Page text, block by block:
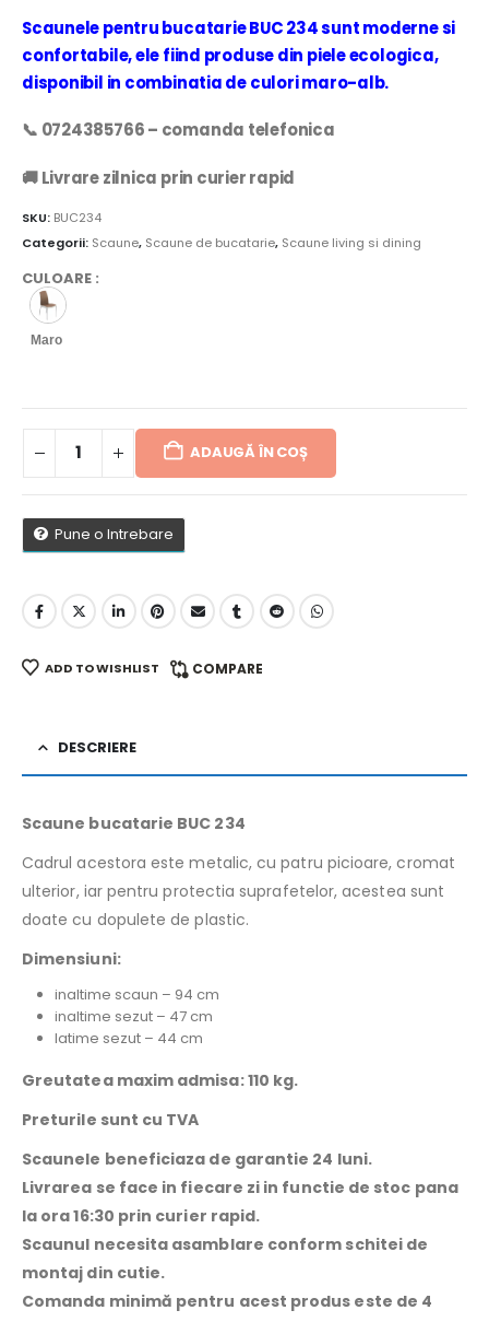
Scaunele pentru bucatarie BUC 234 sunt moderne si
confortabile, ele fiind produse din piele ecologica,
disponibil in combinatia de culori maro-alb.
📞 0724385766 – comanda telefonica
🚚 Livrare zilnica prin curier rapid
SKU: BUC234
Categorii: Scaune, Scaune de bucatarie, Scaune living si dining
CULOARE :
Maro
ADAUGĂ ÎN COȘ
Pune o Intrebare
ADD TO WISHLIST COMPARE
DESCRIERE
Scaune bucatarie BUC 234
Cadrul acestora este metalic, cu patru picioare, cromat
ulterior, iar pentru protectia suprafetelor, acestea sunt
doate cu dopulete de plastic.
Dimensiuni:
inaltime scaun – 94 cm
inaltime sezut – 47 cm
latime sezut – 44 cm
Greutatea maxim admisa: 110 kg.
Preturile sunt cu TVA
Scaunele beneficiaza de garantie 24 luni.
Livrarea se face in fiecare zi in functie de stoc pana
la ora 16:30 prin curier rapid.
Scaunul necesita asamblare conform schitei de
montaj din cutie.
Comanda minimă pentru acest produs este de 4